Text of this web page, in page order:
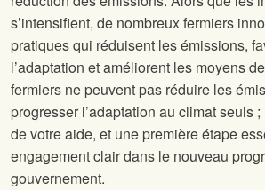
s’intensifient, de nombreux fermiers
pratiques qui réduisent les émissions,
l’adaptation et améliorent les moyens
fermiers ne peuvent pas réduire les
progresser l’adaptation au climat seuls
de votre aide, et une première étape
engagement clair dans le nouveau
gouvernement.